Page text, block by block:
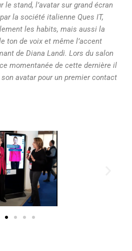
le stand, l’avatar sur grand écran
la société italienne Ques IT,
les habits, mais aussi la
ton de voix et même l’accent
de Diana Landi. Lors du salon
momentanée de cette dernière il
avatar pour un premier contact